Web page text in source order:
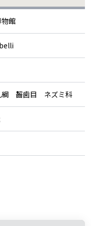
館
綱 齧歯目 ネズミ科